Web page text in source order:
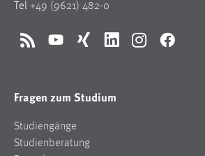
Tel +49 (9621) 482-0
RSS YouTubeXing LinkedInInstagramFacebook
Fragen zum Studium
Studiengänge
Studienberatung